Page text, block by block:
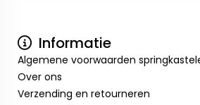
Informatie
Algemene voorwaarden
Over ons
Verzending en retourneren